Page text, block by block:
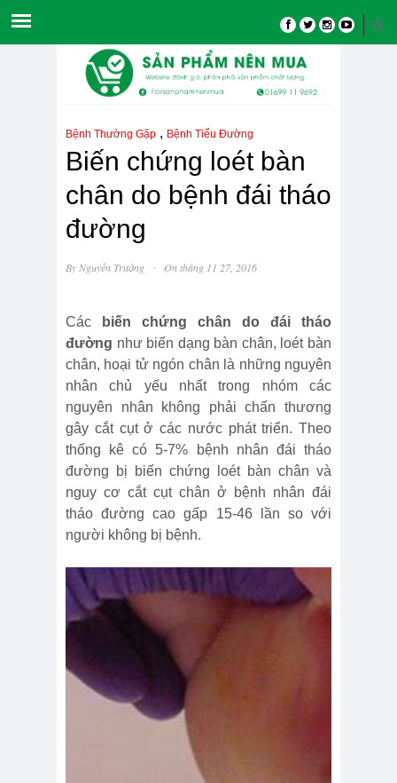
Bệnh Thường Gặp , Bệnh Tiểu Đường
Biến chứng loét bàn
chân do bệnh đái tháo
đường
By Nguyễn Trường · On tháng 11 27, 2016
Các
biến chứng chân do đái tháo
đường như biến dạng bàn chân, loét bàn
chân, hoại tử ngón chân là những nguyên
nhân chủ yếu nhất trong nhóm các
nguyên nhân không phải chấn thương
gây cắt cụt ở các nước phát triển. Theo
thống kê có 5-7% bệnh nhân đái tháo
đường bị biến chứng loét bàn chân và
nguy cơ cắt cụt chân ở bệnh nhân đái
tháo đường cao gấp 15-46 lần so với
người không bị bệnh.